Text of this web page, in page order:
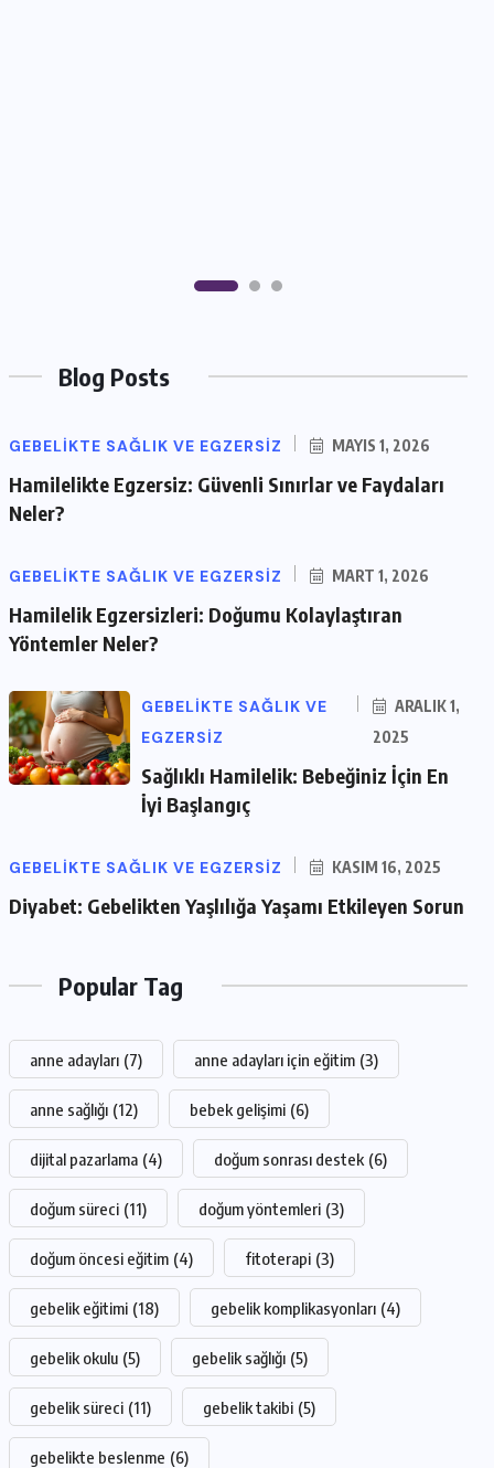
Blog Posts
GEBELIKTE SAĞLIK VE EGZERSIZ MAYIS 1, 2026
Hamilelikte Egzersiz: Güvenli Sınırlar ve Faydaları
Neler?
GEBELIKTE SAĞLIK VE EGZERSIZ MART 1, 2026
Hamilelik Egzersizleri: Doğumu Kolaylaştıran
Yöntemler Neler?
GEBELIKTE SAĞLIK VE
EGZERSIZ
ARALIK 1,
2025
Sağlıklı Hamilelik: Bebeğiniz İçin En
İyi Başlangıç
GEBELIKTE SAĞLIK VE EGZERSIZ KASIM 16, 2025
Diyabet: Gebelikten Yaşlılığa Yaşamı Etkileyen Sorun
Popular Tag
anne adayları (7) anne adayları için eğitim (3)
anne sağlığı (12) bebek gelişimi (6)
dijital pazarlama (4) doğum sonrası destek (6)
doğum süreci (11) doğum yöntemleri (3)
doğum öncesi eğitim (4) fitoterapi (3)
gebelik eğitimi (18) gebelik komplikasyonları (4)
gebelik okulu (5) gebelik sağlığı (5)
gebelik süreci (11) gebelik takibi (5)
gebelikte beslenme (6)